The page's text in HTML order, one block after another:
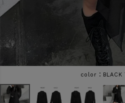
カラー
〜
BLACK